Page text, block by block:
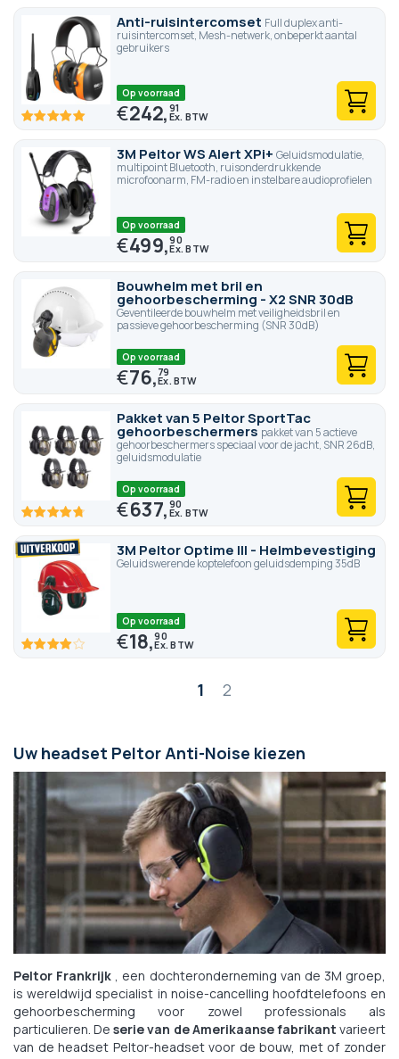
Anti-ruisintercomset Full duplex anti-
ruisintercomset, Mesh-netwerk, onbeperkt aantal
gebruikers
100 100
Op voorraad
€242,91
3M Peltor WS Alert XPi+ Geluidsmodulatie,
multipoint Bluetooth, ruisonderdrukkende
microfoonarm, FM-radio en instelbare audioprofielen
Op voorraad
€499,90
Bouwhelm met bril en
gehoorbescherming - X2 SNR 30dB
Geventileerde bouwhelm met veiligheidsbril en
passieve gehoorbescherming (SNR 30dB)
Op voorraad
€76,79
Pakket van 5 Peltor SportTac
gehoorbeschermerspakket van 5 actieve
gehoorbeschermers speciaal voor de jacht, SNR 26dB,
geluidsmodulatie
95.2100
Op voorraad
€637,90
3M Peltor Optime III - Helmbevestiging
Geluidswerende koptelefoon geluidsdemping 35dB
80 100
Op voorraad
€18,90
Pagina1 2
Uw headset Peltor Anti-Noise kiezen
Peltor Frankrijk , een dochteronderneming van de 3M groep,
is wereldwijd specialist in noise-cancelling hoofdtelefoons en
gehoorbescherming voor zowel professionals als
particulieren. Deserie van de Amerikaanse fabrikant varieert
van de headset Peltor-headset voor de bouw, met of zonder